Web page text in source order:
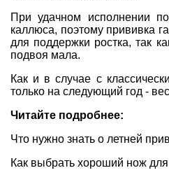
При удачном исполнении
каллюса, поэтому прививка
для поддержки ростка, так
подвоя мала.
Как и в случае с
только на следующий год -
Читайте подробнее:
Что нужно знать о летней
Как выбрать хороший нож